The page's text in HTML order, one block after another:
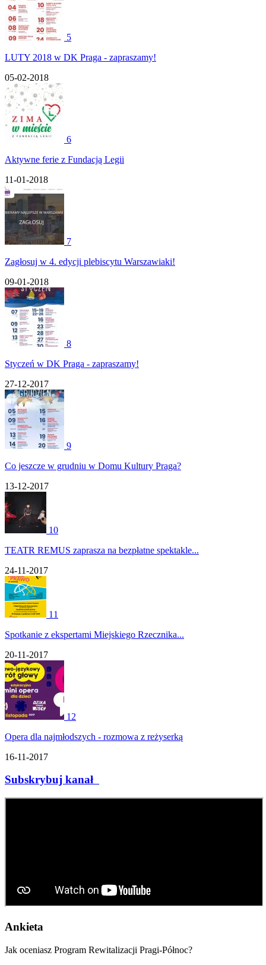
5
LUTY 2018 w DK Praga - zapraszamy!
05-02-2018
6
Aktywne ferie z Fundacją Legii
11-01-2018
7
Zagłosuj w 4. edycji plebiscytu Warszawiaki!
09-01-2018
8
Styczeń w DK Praga - zapraszamy!
27-12-2017
9
Co jeszcze w grudniu w Domu Kultury Praga?
13-12-2017
10
TEATR REMUS zaprasza na bezpłatne spektakle...
24-11-2017
11
Spotkanie z ekspertami Miejskiego Rzecznika...
20-11-2017
12
Opera dla najmłodszych - rozmowa z reżyserką
16-11-2017
Subskrybuj kanał
Ankieta
Jak oceniasz Program Rewitalizacji Pragi-Północ?